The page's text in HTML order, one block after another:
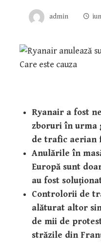
admin
Ryanair a fost
zboruri în
de trafic aerian
Anulările în
Europă sunt
au fost
Controlorii de
alăturat altor
de mii de
străzile din